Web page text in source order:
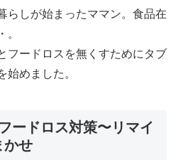
らしが始まったママン。食品在
。
フードロスを無くすためにタブ
始めました。
ードロス対策〜リマイ
かせ